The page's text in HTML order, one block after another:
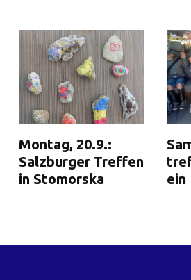
Montag, 20.9.:
Salzburger Treffen
in Stomorska
ein